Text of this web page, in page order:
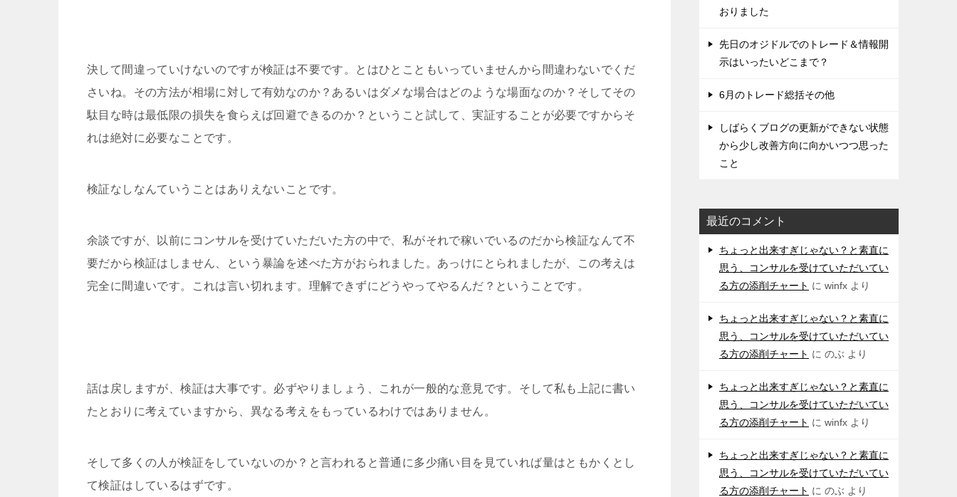
決して間違っていけないのですが検証は不要です。とはひとこともいっていませんから間違わないでくだ
さいね。その方法が相場に対して有効なのか？あるいはダメな場合はどのような場面なのか？そしてその
駄目な時は最低限の損失を食らえば回避できるのか？ということ試して、実証することが必要ですからそ
れは絶対に必要なことです。
検証なしなんていうことはありえないことです。
余談ですが、以前にコンサルを受けていただいた方の中で、私がそれで稼いでいるのだから検証なんて不
要だから検証はしません、という暴論を述べた方がおられました。あっけにとられましたが、この考えは
完全に間違いです。これは言い切れます。理解できずにどうやってやるんだ？ということです。
話は戻しますが、検証は大事です。必ずやりましょう、これが一般的な意見です。そして私も上記に書い
たとおりに考えていますから、異なる考えをもっているわけではありません。
そして多くの人が検証をしていないのか？と言われると普通に多少痛い目を見ていれば量はともかくとし
て検証はしているはずです。
おりました
先日のオジドルでのトレード＆情報開
示はいったいどこまで？
6月のトレード総括その他
しばらくブログの更新ができない状態
から少し改善方向に向かいつつ思った
こと
最近のコメント
ちょっと出来すぎじゃない？と素直に
思う、コンサルを受けていただいてい
る方の添削チャート に winfx より
ちょっと出来すぎじゃない？と素直に
思う、コンサルを受けていただいてい
る方の添削チャート に のぶ より
ちょっと出来すぎじゃない？と素直に
思う、コンサルを受けていただいてい
る方の添削チャート に winfx より
ちょっと出来すぎじゃない？と素直に
思う、コンサルを受けていただいてい
る方の添削チャート に のぶ より